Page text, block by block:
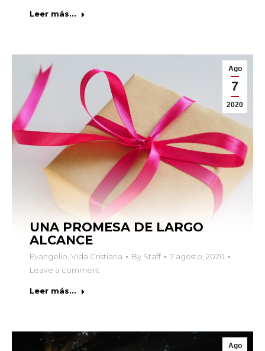
Leer más...
Ago
7
2020
UNA PROMESA DE LARGO
ALCANCE
Evangelio, Vida Cristiana By Staff
7 agosto, 2020
Leave a comment
Leer más...
Ago